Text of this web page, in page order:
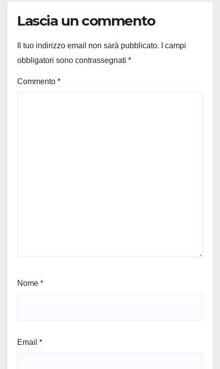
Lascia un commento
Il tuo indirizzo email non sarà pubblicato.
I campi
obbligatori sono contrassegnati *
Commento *
Nome *
Email *